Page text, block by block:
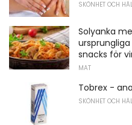
SKÖNHET OCH
Solyanka
snacks för
MAT
Tobrex -
SKÖNHET OCH